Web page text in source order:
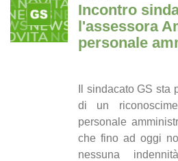
Incontro
l'assessora
personale
Il sindacato GS sta
di un
personale
che fino ad oggi
nessuna